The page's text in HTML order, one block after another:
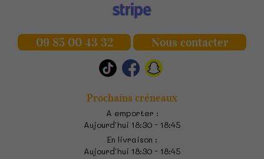
09 85 00 43 32 Nous contacter
Prochains créneaux
A emporter :
Aujourd'hui 18:30 - 18:45
En livraison :
Aujourd'hui 18:30 - 18:45